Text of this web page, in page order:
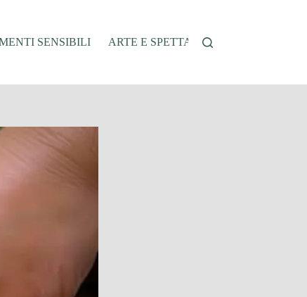
SENSIBILI ARTE E SPETTACOLO